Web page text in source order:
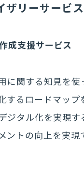
リーサービス
成支援サービス
に関する知見を
するロードマッ
ジタル化を実現
トの向上を実現